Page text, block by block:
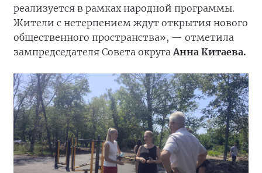
реализуется в рамках народной программы.
Жители с нетерпением ждут открытия нового
общественного пространства», — отметила
зампредседателя Совета округа Анна Китаева.